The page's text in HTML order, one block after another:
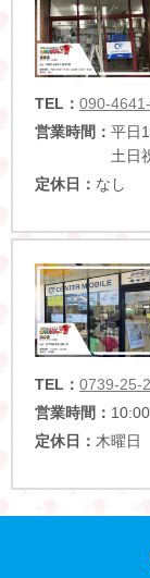
TEL： 090-
営業時間： 平日
土日祝
定休日： なし
TEL： 0739-25-
営業時間：
定休日： 木曜日